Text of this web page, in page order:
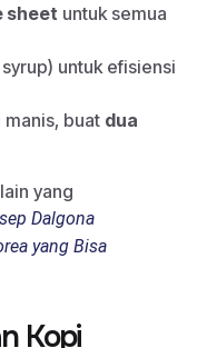
sheet untuk semua
untuk efisiensi
buat dua
yang
Dalgona
yang Bisa
Kopi